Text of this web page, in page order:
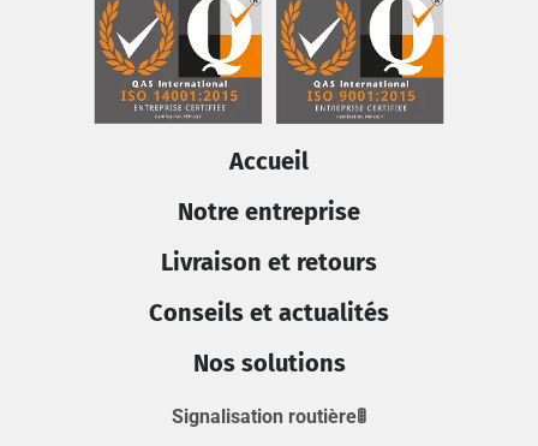
Accueil
Notre entreprise
Livraison et retours
Conseils et actualités
Nos solutions
Signalisation routière🚦